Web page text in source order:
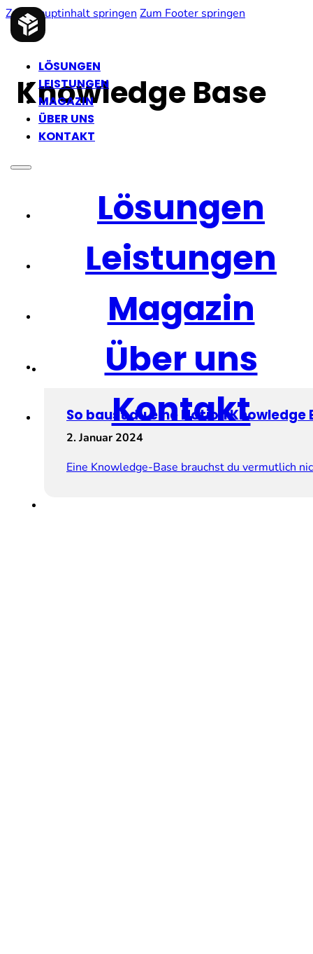
Zum Hauptinhalt springen Zum Footer springen
LÖSUNGEN
LEISTUNGEN
MAGAZIN
ÜBER UNS
KONTAKT
Lösungen
Leistungen
Magazin
Über uns
Kontakt
Knowledge Base
So baust du eine Notion Knowledge
2. Januar 2024
Eine Knowledge-Base brauchst du vermutlich